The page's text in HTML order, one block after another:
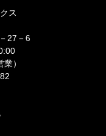
ス
27－6
）